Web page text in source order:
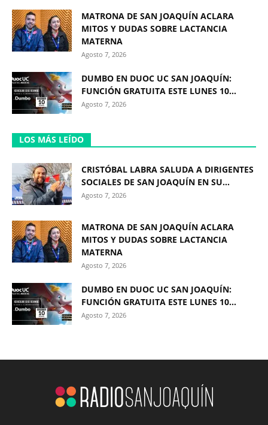
MATRONA DE SAN JOAQUÍN ACLARA
MITOS Y DUDAS SOBRE LACTANCIA
MATERNA
Agosto 7, 2026
DUMBO EN DUOC UC SAN JOAQUÍN:
FUNCIÓN GRATUITA ESTE LUNES 10...
Agosto 7, 2026
LOS MÁS LEÍDO
CRISTÓBAL LABRA SALUDA A DIRIGENTES
SOCIALES DE SAN JOAQUÍN EN SU...
Agosto 7, 2026
MATRONA DE SAN JOAQUÍN ACLARA
MITOS Y DUDAS SOBRE LACTANCIA
MATERNA
Agosto 7, 2026
DUMBO EN DUOC UC SAN JOAQUÍN:
FUNCIÓN GRATUITA ESTE LUNES 10...
Agosto 7, 2026